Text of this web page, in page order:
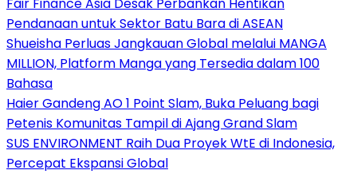
Fair Finance Asia Desak Perbankan Hentikan
Pendanaan untuk Sektor Batu Bara di ASEAN
Shueisha Perluas Jangkauan Global melalui MANGA
MILLION, Platform Manga yang Tersedia dalam 100
Bahasa
Haier Gandeng AO 1 Point Slam, Buka Peluang bagi
Petenis Komunitas Tampil di Ajang Grand Slam
SUS ENVIRONMENT Raih Dua Proyek WtE di Indonesia,
Percepat Ekspansi Global